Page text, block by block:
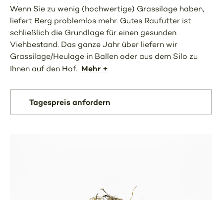
Wenn Sie zu wenig (hochwertige) Grassilage haben,
liefert Berg problemlos mehr. Gutes Raufutter ist
schließlich die Grundlage für einen gesunden
Viehbestand. Das ganze Jahr über liefern wir
Grassilage/Heulage in Ballen oder aus dem Silo zu
Ihnen auf den Hof. Mehr +
Tagespreis anfordern